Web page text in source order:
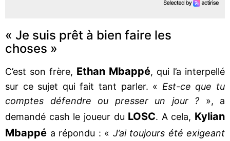
« Je suis prêt à bien faire les
choses »
C’est son frère, Ethan Mbappé, qui l’a interpellé
sur ce sujet qui fait tant parler. « Est-ce que tu
comptes défendre ou presser un jour ? », a
demandé cash le joueur du LOSC. A cela, Kylian
Mbappé a répondu : « J’ai toujours été exigeant